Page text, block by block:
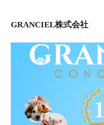
GRANCIEL株式会社